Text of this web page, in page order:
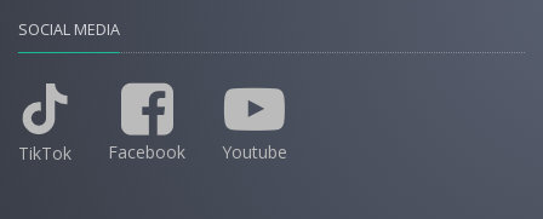
SOCIAL MEDIA
TikTok Facebook Youtube